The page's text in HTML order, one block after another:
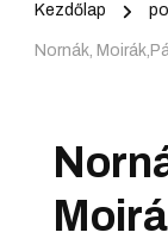
Kezdőlap
Nornák,